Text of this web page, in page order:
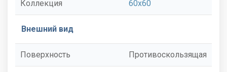
Коллекция 60x60
Внешний вид
Поверхность Противоскользящая